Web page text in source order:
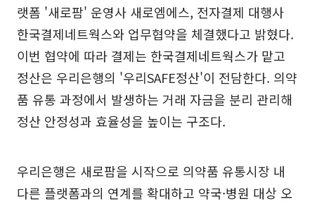
랫폼 '새로팜' 운영사 새로엠에스, 전자결제 대행사
한국결제네트웍스와 업무협약을 체결했다고 밝혔다.
이번 협약에 따라 결제는 한국결제네트웍스가 맡고
정산은 우리은행의 '우리SAFE정산'이 전담한다. 의약
품 유통 과정에서 발생하는 거래 자금을 분리 관리해
정산 안정성과 효율성을 높이는 구조다.
우리은행은 새로팜을 시작으로 의약품 유통시장 내
다른 플랫폼과의 연계를 확대하고 약국·병원 대상 오